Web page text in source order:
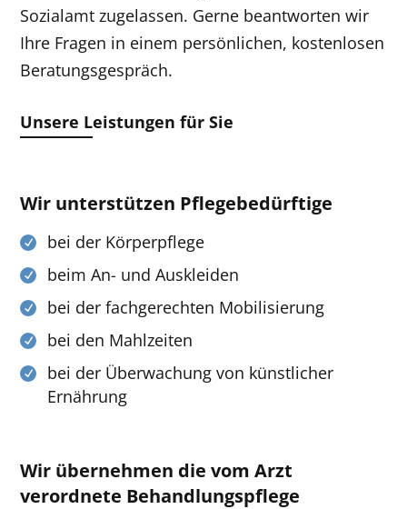
Sozialamt zugelassen. Gerne beantworten wir
Ihre Fragen in einem persönlichen, kostenlosen
Beratungsgespräch.
Unsere Leistungen für Sie
Wir unterstützen Pflegebedürftige
bei der Körperpflege
beim An- und Auskleiden
bei der fachgerechten Mobilisierung
bei den Mahlzeiten
bei der Überwachung von künstlicher
Ernährung
Wir übernehmen die vom Arzt
verordnete Behandlungspflege